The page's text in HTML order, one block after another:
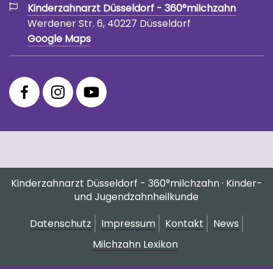
Kinderzahnarzt Düsseldorf - 360°milchzahn
Werdener Str. 6, 40227 Düsseldorf
Google Maps
360°
Facebook
Fanpage
360°
Instagram
Praxis
360°
YouTube
Channel
Kinderzahnarzt Düsseldorf - 360°milchzahn · Kinder-
und Jugendzahnheilkunde
Datenschutz
Impressum Kontakt
News
Milchzahn Lexikon